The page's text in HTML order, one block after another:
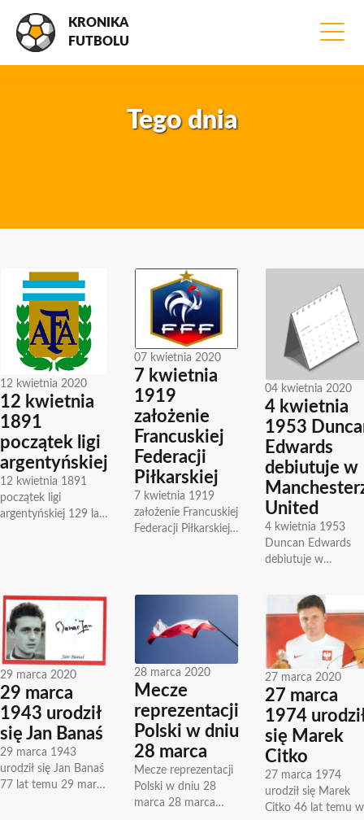
KRONIKA
FUTBOLU
Tego dnia
12 kwietnia 2020
12 kwietnia
1891
początek ligi
argentyńskiej
12 kwietnia 1891
początek ligi
argentyńskiej 129 lat
ligi...
07 kwietnia 2020
7 kwietnia
1919
założenie
Francuskiej
Federacji
Piłkarskiej
7 kwietnia 1919
założenie Francuskiej
Federacji Piłkarskiej
Francuskiego
Interfederacyjnego
CFI powstała
04 kwietnia 2020
4 kwietnia
1953
Edwards
debiutuje w
United
4 kwietnia 1953
Duncan Edwards
debiutuje w
4 kwietnia 1953
Duncan Edwards
zadebiutował w
Manchesterze
rozpoczynając...
29 marca 2020
29 marca
1943 urodził
się Jan Banaś
29 marca 1943
urodził się Jan Banaś
77 lat temu 29 marca
28 marca 2020
Mecze
reprezentacji
Polski w dniu
28 marca
Mecze reprezentacji
Polski w dniu 28
marca 28 marca
27 marca 2020
27 marca
1974
się Marek
Citko
27 marca 1974
urodził się Marek
Citko 46 lat temu w